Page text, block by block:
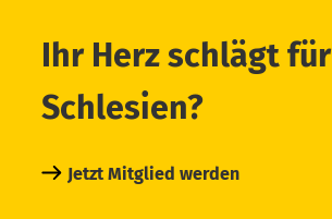
Ihr Herz schlägt für
Schlesien?
Jetzt Mitglied werden